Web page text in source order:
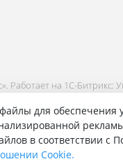
для обеспечения
в соответствии с
Cookie.
Работает на 1С-Битрикс: